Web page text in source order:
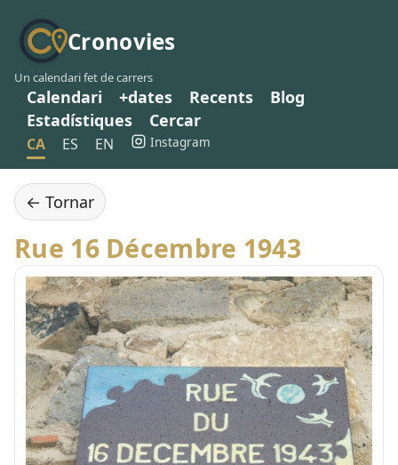
Cronovies
Un calendari fet de carrers
Calendari +dates Recents
Blog
Estadístiques
Cercar
CA ES EN Instagram
← Tornar
Rue 16 Décembre 1943